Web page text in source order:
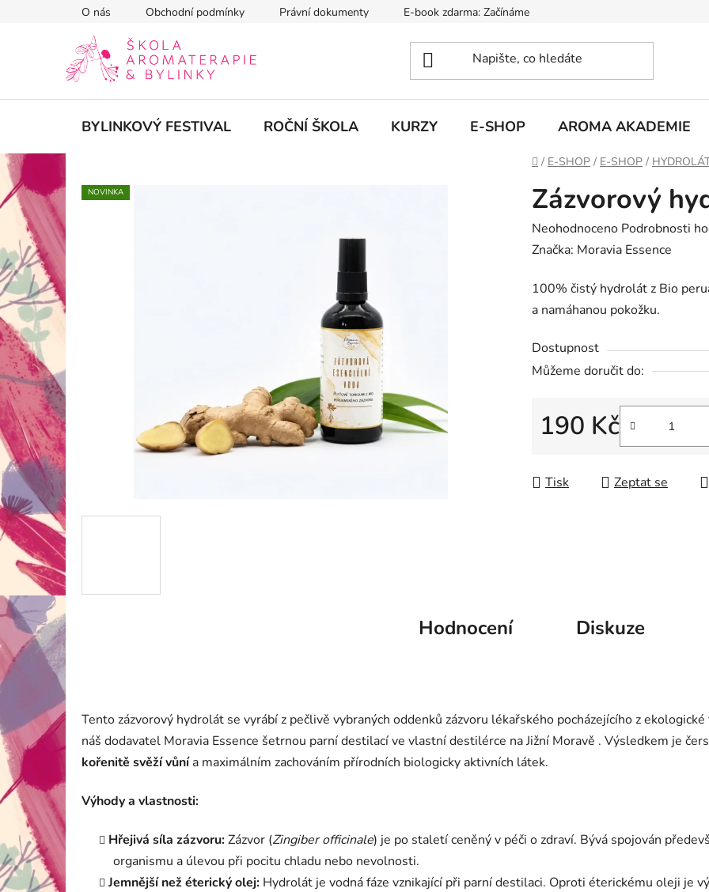
O nás Obchodní podmínky Právní dokumenty E-book zdarma: Začínáme s aromaterapií
BYLINKOVÝ FESTIVAL ROČNÍ ŠKOLA KURZY E-SHOP AROMA AKADEMIE
Domů
/ E-SHOP / E-SHOP /
Zázvorový
Průměrné
hodnocení
je
0,0
5
hvězdiček.
Neohodnoceno Podrobnosti
Značka: Moravia Essence
100% čistý hydrolát z Bio
a namáhanou pokožku.
Dostupnost
Můžeme doručit do:
190 Kč
Tisk
Zeptat se
NOVINKA
Hodnocení Diskuze
Tento zázvorový hydrolát se vyrábí z pečlivě vybraných oddenků zázvoru lékařského pocházejícího z
náš dodavatel Moravia Essence šetrnou parní destilací ve vlastní destilérce na Jižní Moravě . Výsledkem je
kořenitě svěží vůnía maximálním zachováním přírodních biologicky aktivních látek.
Výhody a vlastnosti:
Hřejivá síla zázvoru:Zázvor (Zingiber officinale) je po staletí ceněný v péči o zdraví. Bývá spojován
organismu a úlevou při pocitu chladu nebo nevolnosti.
Jemnější než éterický olej: Hydrolát je vodná fáze vznikající při parní destilaci. Oproti éterickému oleji je